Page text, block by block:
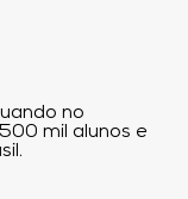
no
mil alunos e